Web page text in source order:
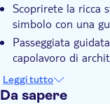
Visita guidata
Voucher
Scoprirete la ricca
simbolo con una
Passeggiata
capolavoro di
Potrete godere di
panoramica
Leggi tutto
Da sapere